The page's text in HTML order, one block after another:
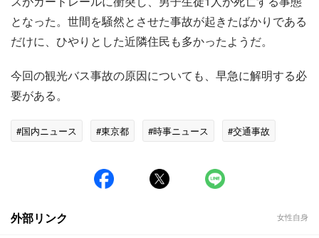
となった。世間を騒然とさせた事故が起きたばかりである
だけに、ひやりとした近隣住民も多かったようだ。
今回の観光バス事故の原因についても、早急に解明する必
要がある。
#国内ニュース #東京都 #時事ニュース #交通事故
外部リンク 女性自身